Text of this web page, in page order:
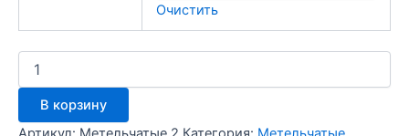
Очистить
Количество
товара
Ливинг
Литтл
Блоссом
В корзину